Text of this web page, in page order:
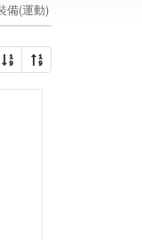
備(運動)